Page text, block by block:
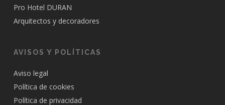
Pro Hotel DURAN
Arquitectos y decoradores
AVISOS Y POLÍTICAS
Aviso legal
Política de cookies
Política de privacidad